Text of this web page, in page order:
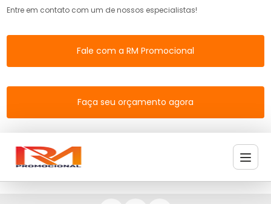
Entre em contato com um de nossos especialistas!
Fale com a RM Promocional
Faça seu orçamento agora